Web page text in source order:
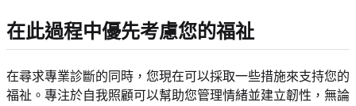
在此過程中優先考慮您的福祉
在尋求專業診斷的同時，您現在可以採取一些措施來支持您的
福祉。專注於自我照顧可以幫助您管理情緒並建立韌性，無論